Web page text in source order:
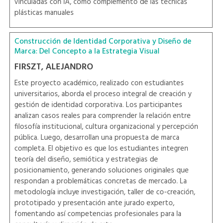
plásticas manuales
Construcción de Identidad Corporativa y Diseño de
Marca: Del Concepto a la Estrategia Visual
FIRSZT, ALEJANDRO
Este proyecto académico, realizado con estudiantes
universitarios, aborda el proceso integral de creación y
gestión de identidad corporativa. Los participantes
analizan casos reales para comprender la relación entre
filosofía institucional, cultura organizacional y percepción
pública. Luego, desarrollan una propuesta de marca
completa. El objetivo es que los estudiantes integren
teoría del diseño, semiótica y estrategias de
posicionamiento, generando soluciones originales que
respondan a problemáticas concretas de mercado. La
metodología incluye investigación, taller de co-creación,
prototipado y presentación ante jurado experto,
fomentando así competencias profesionales para la